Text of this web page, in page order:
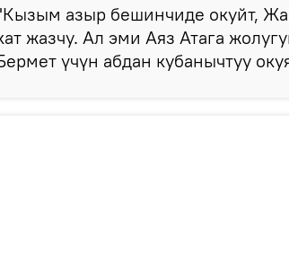
азыр бешинчиде окуйт,
жазчу. Ал эми Аяз Атага
үчүн абдан кубанычтуу